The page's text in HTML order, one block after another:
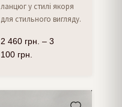
ланцюг у стилі якоря
для стильного вигляду.
2 460 грн. – 3
100 грн.